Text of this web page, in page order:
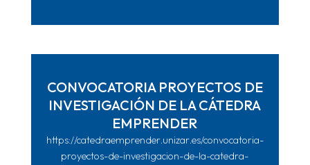
CONVOCATORIA PROYECTOS DE
INVESTIGACIÓN DE LA CÁTEDRA
EMPRENDER
https://catedraemprender.unizar.es/convocatoria-
proyectos-de-investigacion-de-la-catedra-